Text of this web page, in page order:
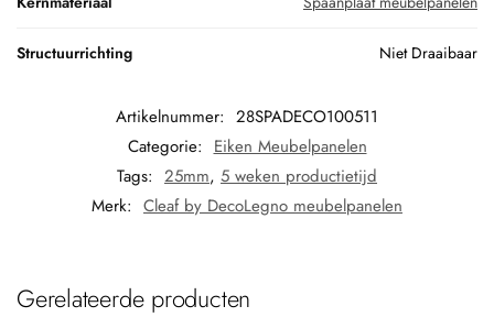
Structuurrichting Niet Draaibaar
Artikelnummer: 28SPADECO100511
Categorie: Eiken Meubelpanelen
Tags: 25mm, 5 weken productietijd
Merk: Cleaf by DecoLegno meubelpanelen
Gerelateerde producten